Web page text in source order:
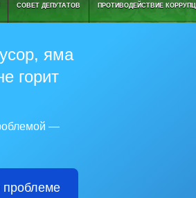
СОВЕТ ДЕПУТАТОВ ПРОТИВОДЕЙСТВИЕ
яма
горит
—